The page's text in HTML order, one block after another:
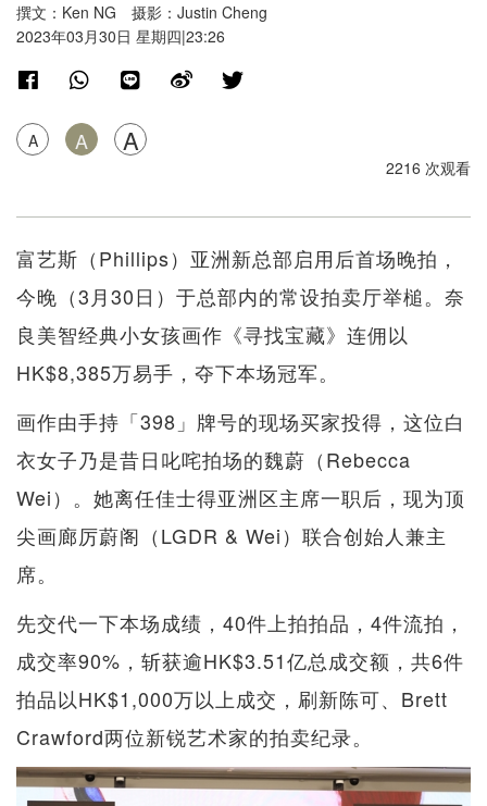
撰文：Ken NG 摄影：Justin Cheng
2023年03月30日 星期四|23:26
A A A
2216 次观看
富艺斯（Phillips）亚洲新总部启用后首场晚拍，
今晚（3月30日）于总部内的常设拍卖厅举槌。奈
良美智经典小女孩画作《寻找宝藏》连佣以
HK$8,385万易手，夺下本场冠军。
画作由手持「398」牌号的现场买家投得，这位白
衣女子乃是昔日叱咤拍场的魏蔚（Rebecca
Wei）。她离任佳士得亚洲区主席一职后，现为顶
尖画廊厉蔚阁（LGDR & Wei）联合创始人兼主
席。
先交代一下本场成绩，40件上拍拍品，4件流拍，
成交率90%，斩获逾HK$3.51亿总成交额，共6件
拍品以HK$1,000万以上成交，刷新陈可、Brett
Crawford两位新锐艺术家的拍卖纪录。